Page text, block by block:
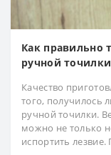
Как правильно
ручной точилки
Качество
того, получилось
ручной точилки.
можно не только
испортить лезвие.